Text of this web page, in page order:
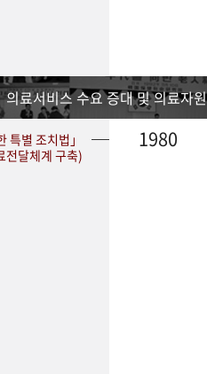
의료서비스 수요 증대 및 의료자
별 조치법」
전달체계 구축)
1980